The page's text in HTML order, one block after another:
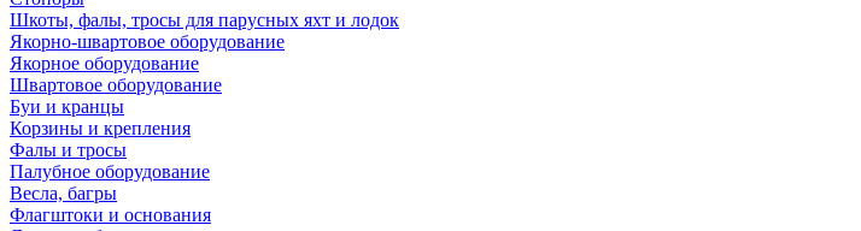
Шкоты, фалы, тросы для парусных яхт и лодок
Якорно-швартовое оборудование
Якорное оборудование
Швартовое оборудование
Буи и кранцы
Корзины и крепления
Фалы и тросы
Палубное оборудование
Весла, багры
Флагштоки и основания